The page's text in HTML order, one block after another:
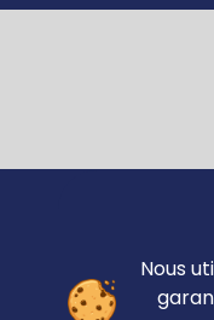
62330
Nous